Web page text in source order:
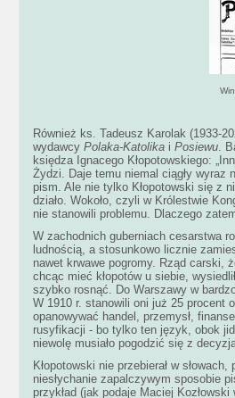
Również ks. Tadeusz Karolak (1933-
wydawcy Polaka-Katolika i Posiewu.
księdza Ignacego Kłopotowskiego:
Żydzi. Daje temu niemal ciągły wyraz
pism. Ale nie tylko Kłopotowski się z
działo. Wokoło, czyli w Królestwie
nie stanowili problemu. Dlaczego
W zachodnich guberniach cesarstwa
ludnością, a stosunkowo licznie
nawet krwawe pogromy. Rząd carski,
chcąc mieć kłopotów u siebie,
szybko rosnąć. Do Warszawy w
W 1910 r. stanowili oni już 25 procent
opanowywać handel, przemysł,
rusyfikacji - bo tylko ten język, obok
niewolę musiało pogodzić się z
Kłopotowski nie przebierał w
niesłychanie zapalczywym sposobie
przykład (jak podaje Maciej